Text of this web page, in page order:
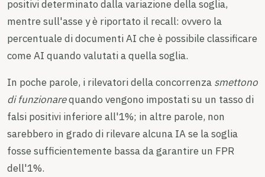
positivi determinato dalla variazione della soglia,
mentre sull'asse y è riportato il recall: ovvero la
percentuale di documenti AI che è possibile classificare
come AI quando valutati a quella soglia.
In poche parole, i rilevatori della concorrenza smettono
di funzionarequando vengono impostati su un tasso di
falsi positivi inferiore all'1%; in altre parole, non
sarebbero in grado di rilevare alcuna IA se la soglia
fosse sufficientemente bassa da garantire un FPR
dell'1%.